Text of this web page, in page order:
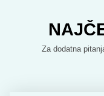
Za dodatna